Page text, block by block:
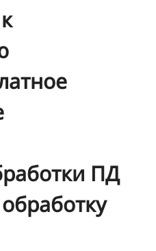
ПД